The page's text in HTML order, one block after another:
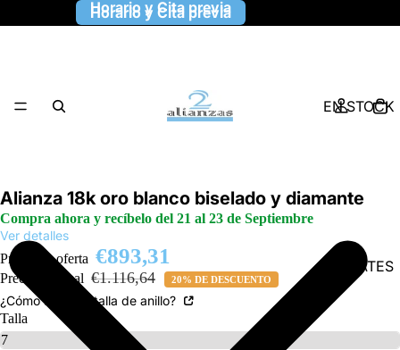
Horario y Cita previa
Horario y Cita previa
EN STOCK
9 KILATES
Alianza 18k oro blanco biselado y diamante
Compra ahora y recíbelo del 21 al 23 de Septiembre
Ver detalles
Precio de oferta €893,31
Precio habitual €1.116,64 20% DE DESCUENTO
¿Cómo saber la talla de anillo?
Talla